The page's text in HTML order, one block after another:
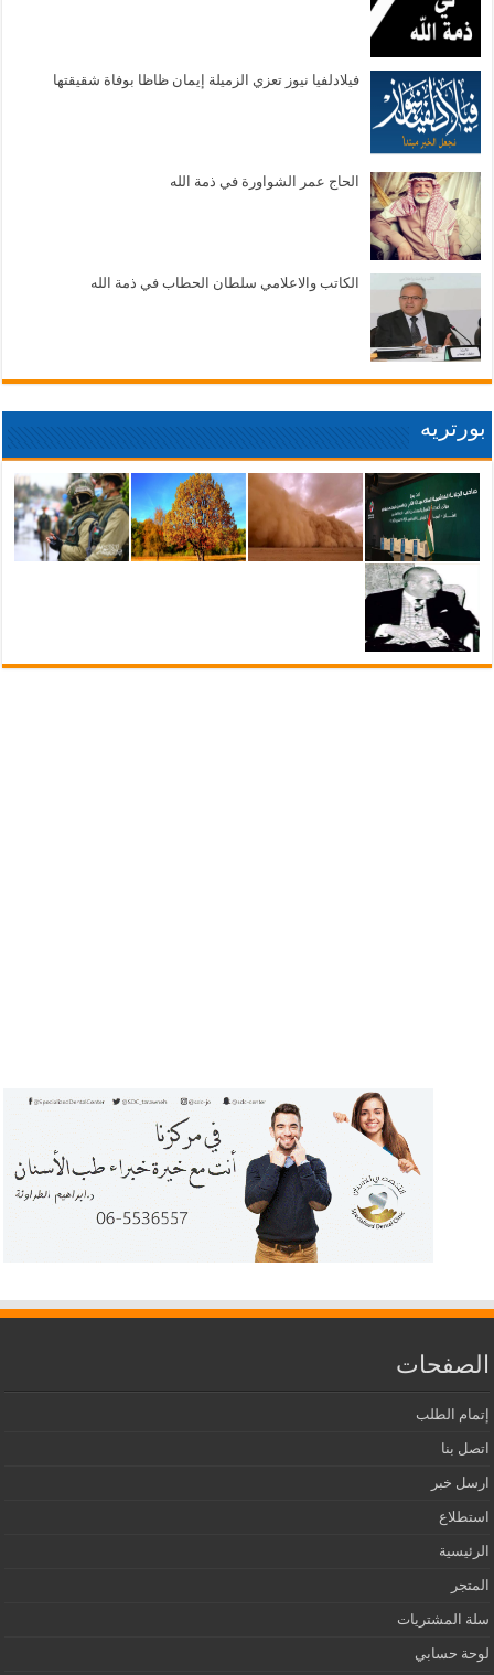
فيلادلفيا نيوز تعزي الزميلة إيمان ظاظا بوفاة شقيقتها
الحاج عمر الشواورة في ذمة الله
الكاتب والاعلامي سلطان الحطاب في ذمة الله
بورتريه
الصفحات
إتمام الطلب
اتصل بنا
ارسل خبر
استطلاع
الرئيسية
المتجر
سلة المشتريات
لوحة حسابي